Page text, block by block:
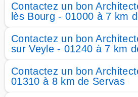
Contactez un bon
lès Bourg - 01000 à 7 km
Contactez un bon
sur Veyle - 01240 à 7 km
Contactez un bon
01310 à 8 km de Servas